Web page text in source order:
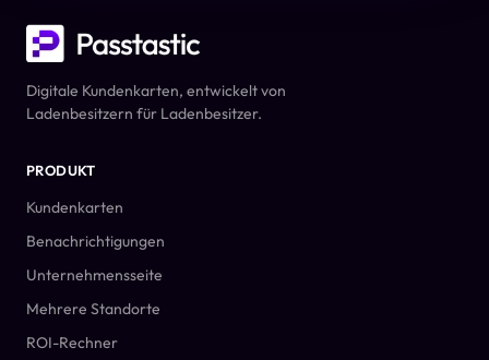
Digitale Kundenkarten, entwickelt von
Ladenbesitzern für Ladenbesitzer.
PRODUKT
Kundenkarten
Benachrichtigungen
Unternehmensseite
Mehrere Standorte
ROI-Rechner